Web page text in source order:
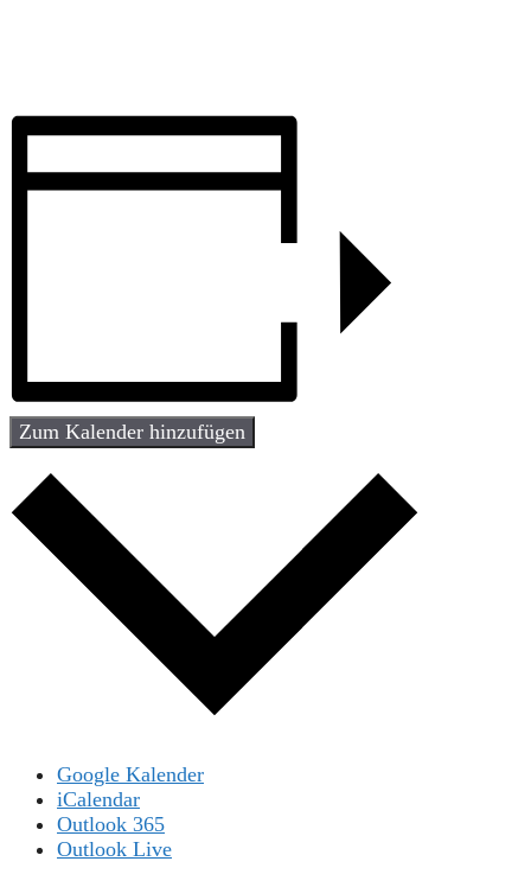
Zum Kalender hinzufügen
Google Kalender
iCalendar
Outlook 365
Outlook Live